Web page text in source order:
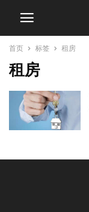
首页 标签 租房
租房